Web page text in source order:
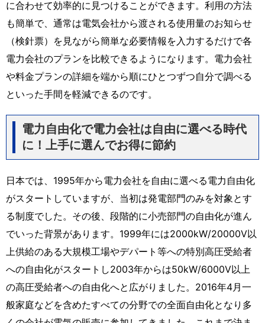
に合わせて効率的に見つけることができます。利用の方法
も簡単で、通常は電気会社から渡される使用量のお知らせ
（検針票）を見ながら簡単な必要情報を入力するだけで各
電力会社のプランを比較できるようになります。電力会社
や料金プランの詳細を端から順にひとつずつ自分で調べる
といった手間を軽減できるのです。
電力自由化で電力会社は自由に選べる時代
に！上手に選んでお得に節約
日本では、1995年から電力会社を自由に選べる電力自由化
がスタートしていますが、当初は発電部門のみを対象とす
る制度でした。その後、段階的に小売部門の自由化が進ん
でいった背景があります。1999年には2000kW/20000V以
上供給のある大規模工場やデパート等への特別高圧受給者
への自由化がスタートし2003年からは50kW/6000V以上
の高圧受給者への自由化へと広がりました。2016年4月一
般家庭などを含めたすべての分野での全面自由化となり多